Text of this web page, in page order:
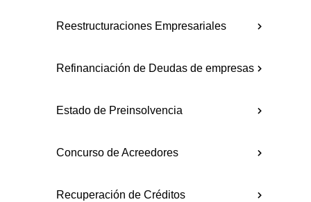
Reestructuraciones Empresariales
Refinanciación de Deudas de empresas
Estado de Preinsolvencia
Concurso de Acreedores
Recuperación de Créditos